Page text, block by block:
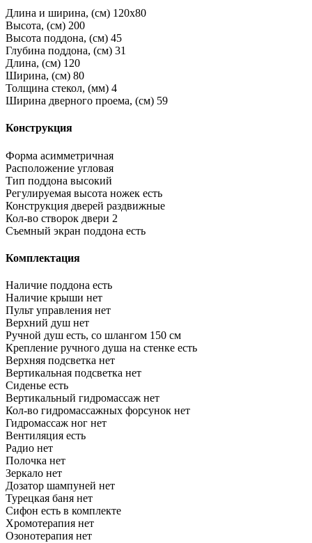
Длина и ширина, (см) 120x80
Высота, (см) 200
Высота поддона, (см) 45
Глубина поддона, (см) 31
Длина, (см) 120
Ширина, (см) 80
Толщина стекол, (мм) 4
Ширина дверного проема, (см) 59
Конструкция
Форма асимметричная
Расположение угловая
Тип поддона высокий
Регулируемая высота ножек есть
Конструкция дверей раздвижные
Кол-во створок двери 2
Съемный экран поддона есть
Комплектация
Наличие поддона есть
Наличие крыши нет
Пульт управления нет
Верхний душ нет
Ручной душ есть, со шлангом 150 см
Крепление ручного душа на стенке есть
Верхняя подсветка нет
Вертикальная подсветка нет
Сиденье есть
Вертикальный гидромассаж нет
Кол-во гидромассажных форсунок нет
Гидромассаж ног нет
Вентиляция есть
Радио нет
Полочка нет
Зеркало нет
Дозатор шампуней нет
Турецкая баня нет
Сифон есть в комплекте
Хромотерапия нет
Озонотерапия нет